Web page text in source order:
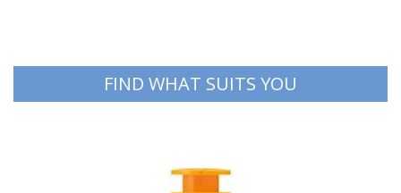
FIND WHAT SUITS YOU